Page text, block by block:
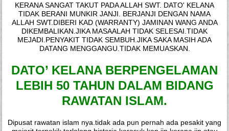
KERANA SANGAT TAKUT PADA ALLAH SWT. DATO' KELANA
TIDAK BERANI MUNKIR JANJI. BERJANJI DENGAN NAMA
ALLAH SWT.DIBERI KAD (WARRANTY) JAMINAN WANG ANDA
DIKEMBALIKAN.JIKA MASAALAH TIDAK SELESAI.TIDAK
MEJADI.PENYAKIT TIDAK SEMBUH.JIKA SAKA MASIH ADA
DATANG MENGGANGU.TIDAK MEMUASKAN.
DATO’ KELANA BERPENGELAMAN
LEBIH 50 TAHUN DALAM BIDANG
RAWATAN ISLAM.
Dipusat rawatan islam nya.tidak ada pun pernah ada pesakit yang